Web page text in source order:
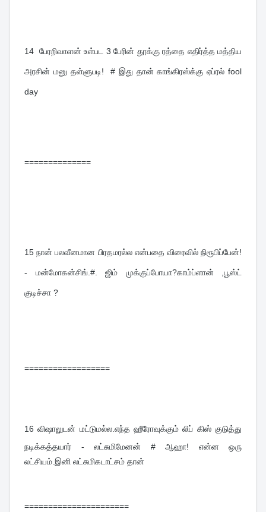
14 பேரறிவாளன் உள்பட 3 பேரின் தூக்கு ரத்தை எதிர்த்த மத்திய
அரசின் மனு தள்ளுபடி!  # இது தான் காங்கிரஸ்க்கு ஏப்ரல் fool
day
==============
15 நான் பலவீனமான பிரதமரல்ல என்பதை விரைவில் நிரூபிப்பேன்!
- மன்மோகன்சிங்.#. ஜிம் முக்குப்போயா?காம்ப்ளான் ,பூஸ்ட்
குடிச்சா ?
==================
16 விஷாலுடன் மட்டுமல்ல.எந்த ஹீரோவுக்கும் லிப் கிஸ் குடுத்து
நடிக்கத்தயார் - லட்சுமிமேனன் # ஆஹா! என்ன ஒரு
லட்சியம்.இனி லட்சுமிகடாட்சம் தான்
======================